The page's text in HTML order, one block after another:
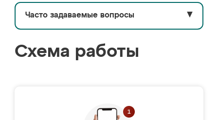
Часто задаваемые вопросы ▼
Схема работы